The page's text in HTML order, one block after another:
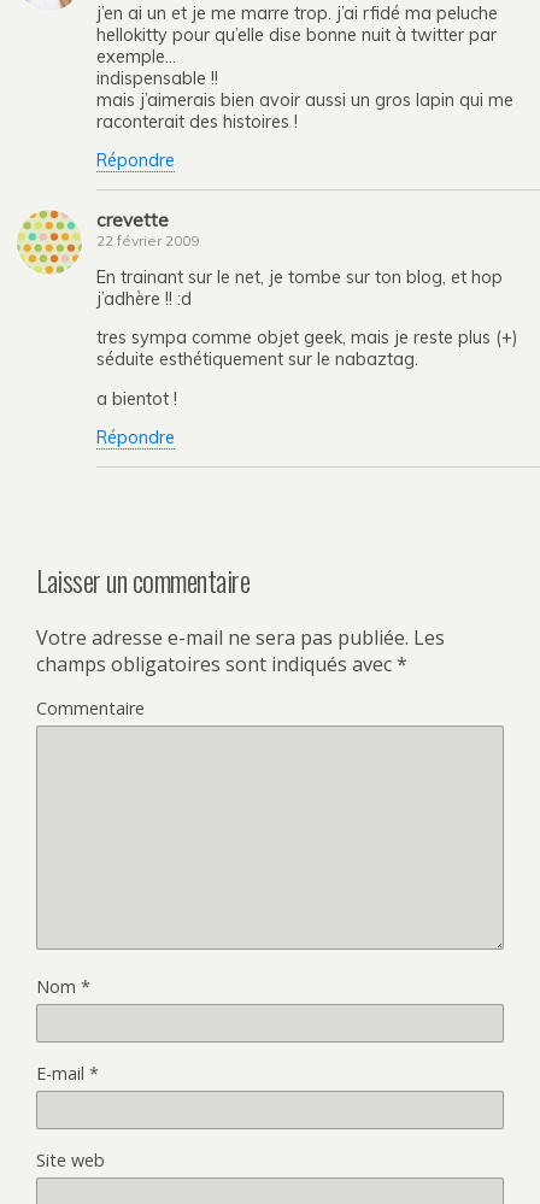
j’en ai un et je me marre trop. j’ai rfidé ma peluche
hellokitty pour qu’elle dise bonne nuit à twitter par
exemple…
indispensable !!
mais j’aimerais bien avoir aussi un gros lapin qui me
raconterait des histoires !
Répondre
crevette
22 février 2009
En trainant sur le net, je tombe sur ton blog, et hop
j’adhère !! :d
tres sympa comme objet geek, mais je reste plus (+)
séduite esthétiquement sur le nabaztag.
a bientot !
Répondre
Laisser un commentaire
Votre adresse e-mail ne sera pas publiée. Les
champs obligatoires sont indiqués avec*
Commentaire
Nom *
E-mail *
Site web